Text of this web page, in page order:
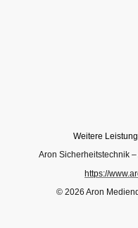
Weitere
Aron Sicherheitstechnik
https://
© 2026 Aron